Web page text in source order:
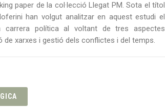
paper de la col·lecció Llegat PM. Sota el títol
han volgut analitzar en aquest estudi el
política al voltant de tres aspectes
de xarxes i gestió dels conflictes i del temps.